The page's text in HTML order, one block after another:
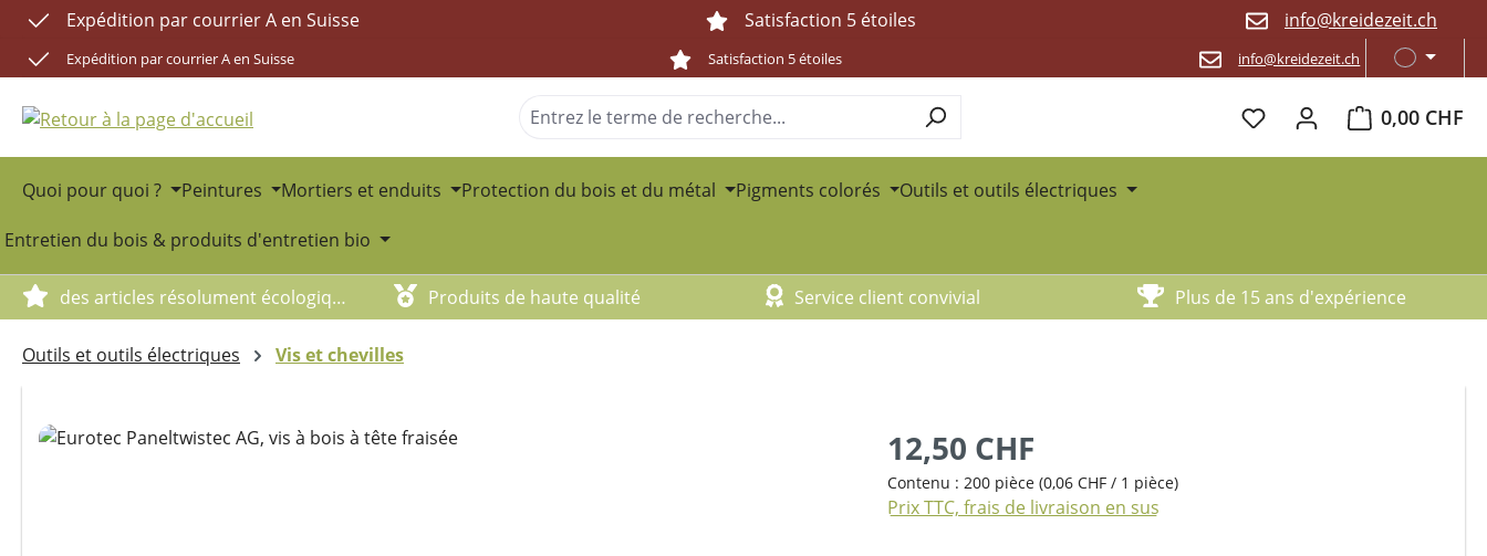
au contenu principal
Passer à la recherche
Passer à la navigation principale
Expédition par courrier A en Suisse Satisfaction 5 étoiles info@kreidezeit.ch
Expédition par courrier A en Suisse Satisfaction 5 étoiles info@kreidezeit.ch
0,00 CHF
Le panier
Quoi pour quoi ? Peintures Mortiers et enduits Protection du bois et du métal Pigments colorés Outils et outils électriques
Entretien du bois & produits d'entretien bio
des articles résolument écologiques Produits de haute qualité Service client convivial Plus de 15 ans d'expérience
Outils et outils électriques Vis et chevilles
Ignorer la galerie d'images 12,50 CHF
Contenu : 200 pièce (0,06 CHF / 1 pièce)
Prix TTC, frais de livraison en sus